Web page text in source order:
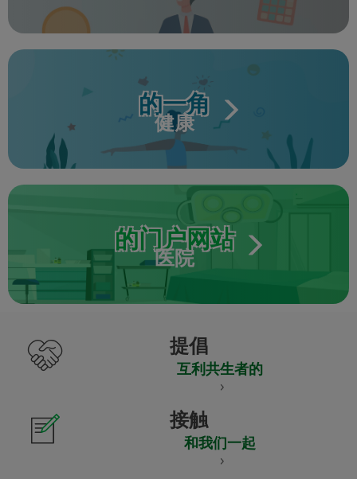
的一角
健康
的门户网站
医院
提倡
互利共生者的
接触
和我们一起